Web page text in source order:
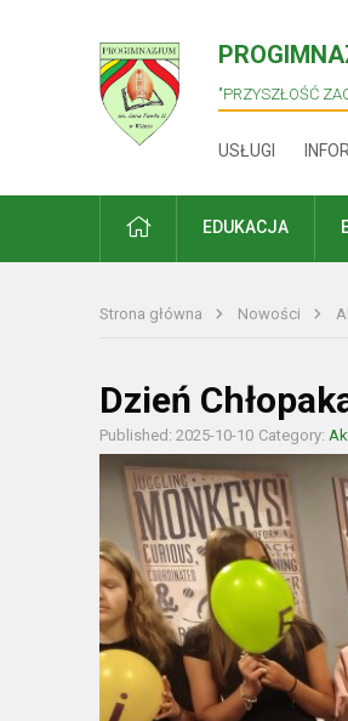
"PRZYSZŁOŚĆ
USŁUGI
PRADŽIAEDUKACJA
Strona główna Nowości
Dzień
Published: 2025-10-10 Category: